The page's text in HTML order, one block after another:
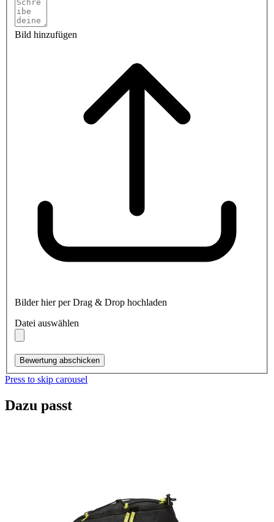
Bild hinzufügen
Bilder hier per Drag & Drop hochladen
Datei auswählen
Bewertung abschicken
Press to skip carousel
Dazu passt